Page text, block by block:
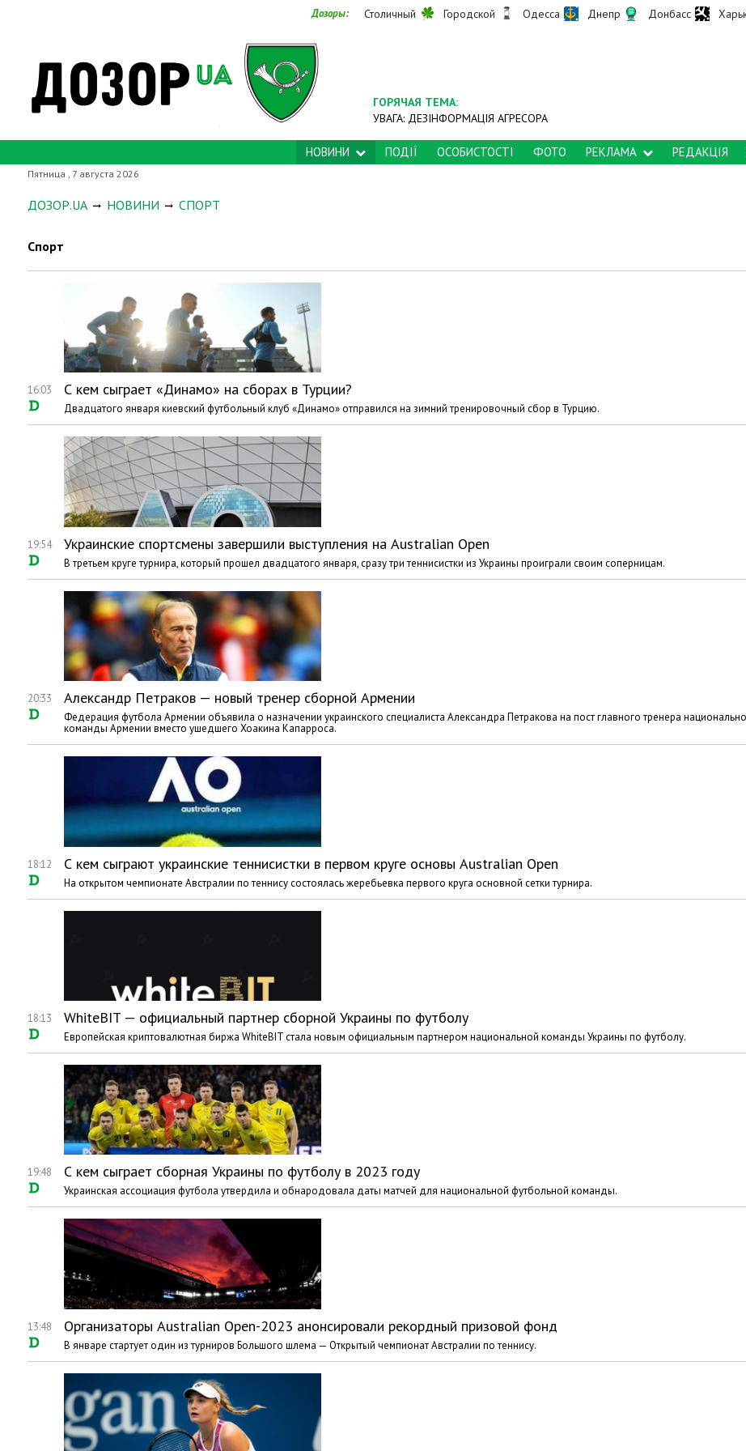
Дозоры: Столичный Городской Одесса Днепр Донбасс
ГОРЯЧАЯ ТЕМА:
УВАГА: ДЕЗІНФОРМАЦІЯ АГРЕСОРА
НОВИНИ ПОДІЇ ОСОБИСТОСТІ ФОТО РЕКЛАМА РЕДАКЦІЯ
Пятница , 7 августа 2026
ДОЗОР.UA НОВИНИ СПОРТ
Спорт
16:03 С кем сыграет «Динамо» на сборах в Турции?
Двадцатого января киевский футбольный клуб «Динамо» отправился на зимний тренировочный сбор в Турцию.
19:54 Украинские спортсмены завершили выступления на Australian Open
В третьем круге турнира, который прошел двадцатого января, сразу три теннисистки из Украины проиграли своим соперницам.
20:33 Александр Петраков — новый тренер сборной Армении
Федерация футбола Армении объявила о назначении украинского специалиста Александра Петракова на пост главного тренера
команды Армении вместо ушедшего Хоакина Капарроса.
18:12 С кем сыграют украинские теннисистки в первом круге основы Australian Open
На открытом чемпионате Австралии по теннису состоялась жеребьевка первого круга основной сетки турнира.
18:13 WhiteBIT — официальный партнер сборной Украины по футболу
Европейская криптовалютная биржа WhiteBIT стала новым официальным партнером национальной команды Украины по футболу.
19:48 С кем сыграет сборная Украины по футболу в 2023 году
Украинская ассоциация футбола утвердила и обнародовала даты матчей для национальной футбольной команды.
13:48 Организаторы Australian Open-2023 анонсировали рекордный призовой фонд
В январе стартует один из турниров Большого шлема — Открытый чемпионат Австралии по теннису.